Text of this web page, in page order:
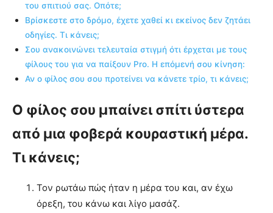
του σπιτιού σας. Οπότε;
Βρίσκεστε στο δρόμο, έχετε χαθεί κι εκείνος δεν ζητάει
οδηγίες. Τι κάνεις;
Σου ανακοινώνει τελευταία στιγμή ότι έρχεται με τους
φίλους του για να παίξουν Pro. Η επόμενή σου κίνηση:
Αν ο φίλος σου σου προτείνει να κάνετε τρίο, τι κάνεις;
Ο φίλος σου μπαίνει σπίτι ύστερα
από μια φοβερά κουραστική μέρα.
Τι κάνεις;
Τον ρωτάω πώς ήταν η μέρα του και, αν έχω
όρεξη, του κάνω και λίγο μασάζ.